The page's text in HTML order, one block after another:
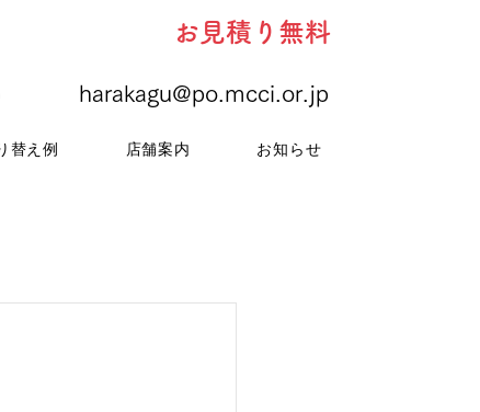
お見積り無料
harakagu@po.mcci.or.jp
替え例 店舗案内 お知らせ